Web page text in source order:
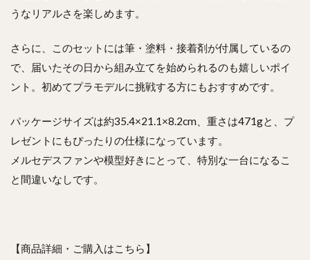
うなリアルさを楽しめます。
さらに、このセットには筆・塗料・接着剤が付属しているの
で、届いたその日から組み立てを始められるのも嬉しいポイ
ント。初めてプラモデルに挑戦する方にもおすすめです。
パッケージサイズは約35.4×21.1×8.2cm、重さは471gと、プ
レゼントにもぴったりの仕様になっています。
メルセデスファンや模型好きにとって、特別な一台になるこ
と間違いなしです。
【商品詳細・ご購入はこちら】